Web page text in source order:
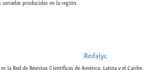
seriadas producidas en la región.
Redalyc
es la Red de Revistas Científicas de América. Latina y el